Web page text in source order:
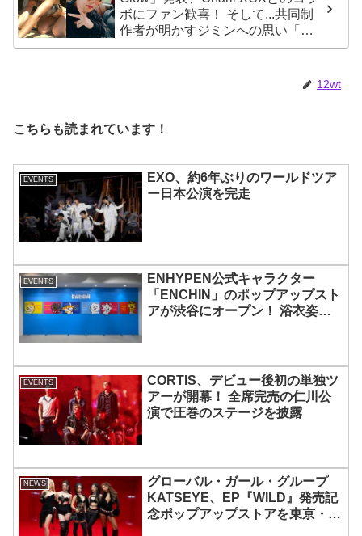
ボにファン歓喜！ そして...共同制
作者が明かすジミンへの思い「彼
の夢、そして彼の絶望から生まれ
12wt
こちらも読まれています！
EVENTS
EXO、約6年ぶりのワールドツア
ー日本公演を完走
EVENTS
ENHYPEN公式キャラクター
「ENCHIN」のポップアップスト
アが渋谷にオープン！ 浴衣姿の
EVENTS
CORTIS、デビュー後初の単独ツ
アーが開幕！ 全席完売の仁川公
演で圧巻のステージを披露
NEWS
グローバル・ガール・グループ
KATSEYE、EP『WILD』発売記
念ポップアップストアを東京・原